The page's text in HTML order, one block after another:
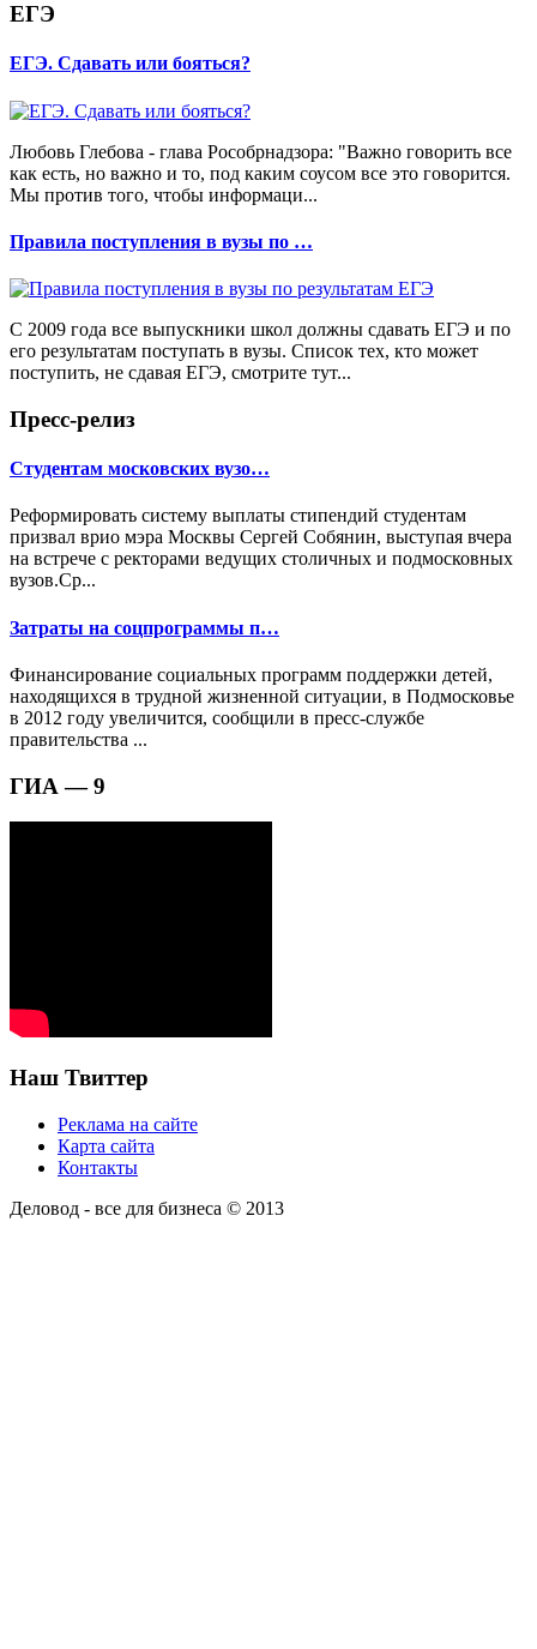
ЕГЭ
ЕГЭ. Сдавать или бояться?
Любовь Глебова - глава Рособрнадзора: "Важно говорить все
как есть, но важно и то, под каким соусом все это говорится.
Мы против того, чтобы информаци...
Правила поступления в вузы по …
С 2009 года все выпускники школ должны сдавать ЕГЭ и по
его результатам поступать в вузы. Список тех, кто может
поступить, не сдавая ЕГЭ, смотрите тут...
Пресс-релиз
Студентам московских вузо…
Реформировать систему выплаты стипендий студентам
призвал врио мэра Москвы Сергей Собянин, выступая вчера
на встрече с ректорами ведущих столичных и подмосковных
вузов.Ср...
Затраты на соцпрограммы п…
Финансирование социальных программ поддержки детей,
находящихся в трудной жизненной ситуации, в Подмосковье
в 2012 году увеличится, сообщили в пресс-службе
правительства ...
ГИА — 9
Наш Твиттер
Реклама на сайте
Карта сайта
Контакты
Деловод - все для бизнеса © 2013